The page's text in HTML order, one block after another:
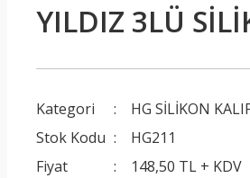
YILDIZ 3LÜ
Kategori
HG SİLİKON
Stok Kodu
HG211
Fiyat
148,50 TL + KDV